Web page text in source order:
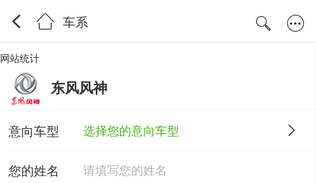
车系
网站统计
东风风神
意向车型 选择您的意向车型
您的姓名